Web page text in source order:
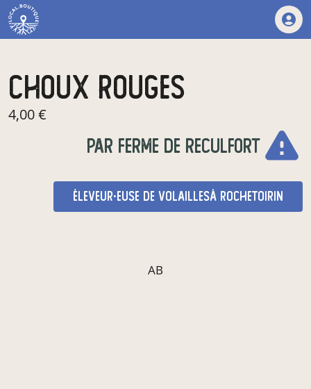
choux rouges
4,00 €
par ferme de reculfort warning
éleveur·euse de volaillesà Rochetoirin
AB